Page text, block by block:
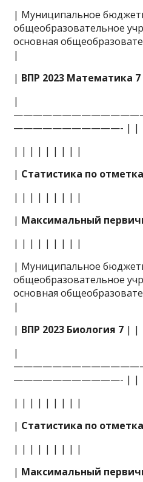
| Муниципальное
общеобразовательное
основная
|
| ВПР 2023 Математика 7
|
———————————- | |
| | | | | | | | |
| Статистика по
| | | | | | | | |
| Максимальный
| | | | | | | | |
| Муниципальное
общеобразовательное
основная
|
| ВПР 2023 Биология 7 | |
|
———————————- | |
| | | | | | | | |
| Статистика по
| | | | | | | | |
| Максимальный